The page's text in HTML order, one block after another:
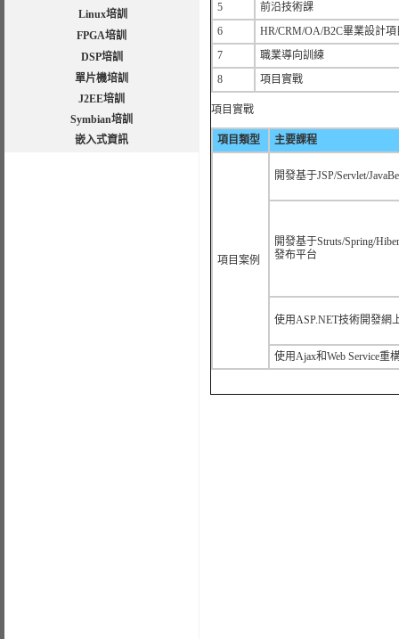
Linux培訓
FPGA培訓
DSP培訓
單片機培訓
J2EE培訓
Symbian培訓
嵌入式資訊
5
前沿技術課
6
HR/CRM/OA/B2C畢業設計項
7
職業導向訓練
8
項目實戰
項目實戰
項目類型 主要課程
項目案例
開發基于JSP/Servlet/
開發基于Struts/Spring/
發布平台
使用ASP.NET技術開發網
使用Ajax和Web Service重